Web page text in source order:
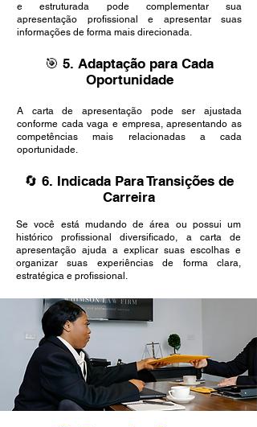
e estruturada pode complementar sua
apresentação profissional e apresentar suas
informações de forma mais direcionada.
🎯 5. Adaptação para Cada
Oportunidade
A carta de apresentação pode ser ajustada
conforme cada vaga e empresa, apresentando as
competências mais relacionadas a cada
oportunidade.
🔄 6. Indicada Para Transições de
Carreira
Se você está mudando de área ou possui um
histórico profissional diversificado, a carta de
apresentação ajuda a explicar suas escolhas e
organizar suas experiências de forma clara,
estratégica e profissional.